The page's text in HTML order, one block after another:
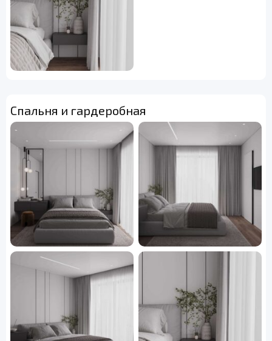
Спальня и гардеробная